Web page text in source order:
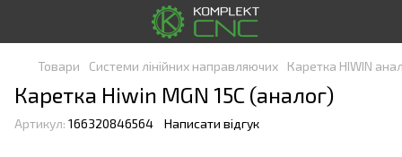
Товари Системи лінійних направляючих Каретка HIWIN
Каретка Hiwin MGN 15C (аналог)
Артикул: 166320846564 Написати відгук